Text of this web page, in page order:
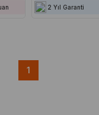
2 Yıl Garanti
1